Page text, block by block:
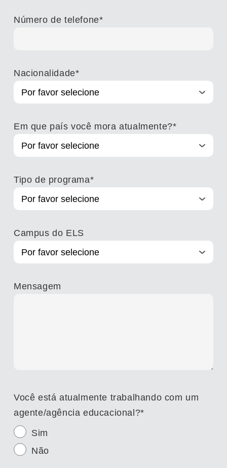
Número de telefone*
Nacionalidade*
Em que país você mora atualmente?*
Tipo de programa*
Campus do ELS
Mensagem
Você está atualmente trabalhando com um
agente/agência educacional?*
Sim
Não